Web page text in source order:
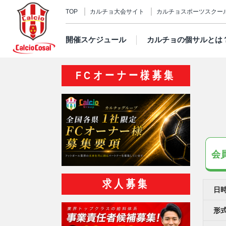
TOP カルチョ大会サイト カルチョスポーツスクー
開催スケジュール カルチョの個サルとは
FCオーナー様募集
求人募集
会
日
形